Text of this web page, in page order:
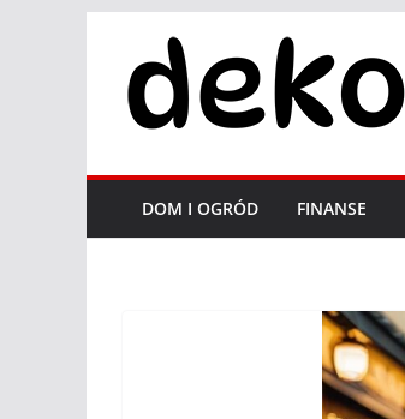
treści
DOM I OGRÓD FINANSE